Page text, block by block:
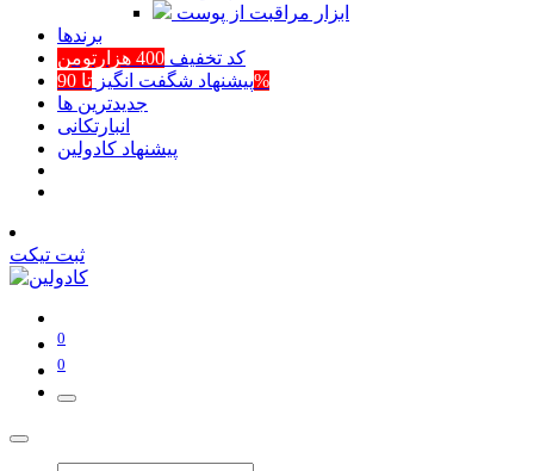
ابزار مراقبت از پوست
برند‌ها
کد تخفیف 400 هزارتومن
پیشنهاد شگفت انگیزتا 90%
جدیدترین ها
انبارتکانی
پیشنهاد کادولین
ثبت تیکت
0
0